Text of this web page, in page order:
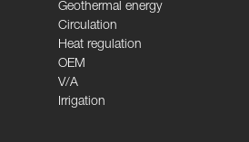
Geothermal energy
Circulation
Heat regulation
OEM
V/A
Irrigation